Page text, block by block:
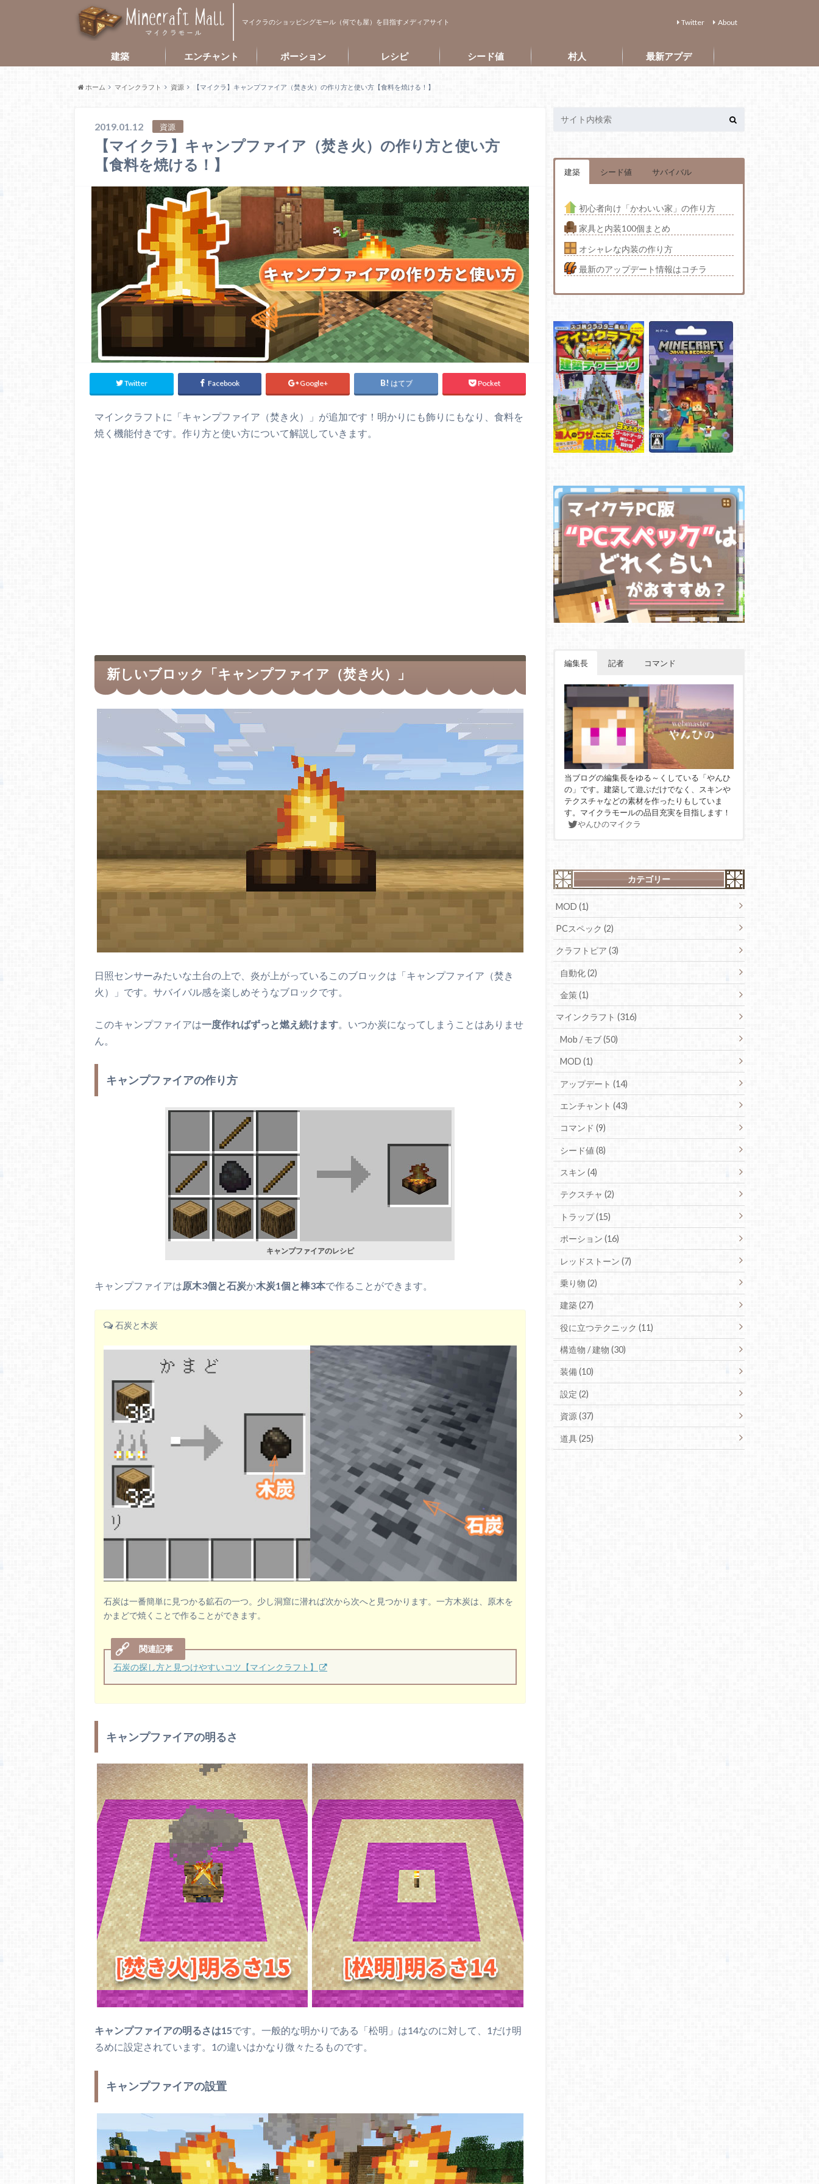
マイクラのショッピングモール（何でも屋）を目指すメディアサイト Twitter About
建築 エンチャント ポーション レシピ シード値 村人 最新アプデ
ホーム マインクラフト 資源 【マイクラ】キャンプファイア（焚き火）の作り方と使い方【食料を焼ける！】
2019.01.12 資源
【マイクラ】キャンプファイア（焚き火）の作り方と使い方
【食料を焼ける！】
Twitter Facebook Google+ はてブ Pocket
マインクラフトに「キャンプファイア（焚き火）」が追加です！明かりにも飾りにもなり、食料を
焼く機能付きです。作り方と使い方について解説していきます。
新しいブロック「キャンプファイア（焚き火）」
日照センサーみたいな土台の上で、炎が上がっているこのブロックは「キャンプファイア（焚き
火）」です。サバイバル感を楽しめそうなブロックです。
このキャンプファイアは一度作ればずっと燃え続けます 。いつか炭になってしまうことはありませ
ん。
キャンプファイアの作り方
キャンプファイアのレシピ
キャンプファイアは原木3個と石炭か木炭1個と棒3本で作ることができます。
石炭と木炭
石炭は一番簡単に見つかる鉱石の一つ。少し洞窟に潜れば次から次へと見つかります。一方木炭は、原木を
かまどで焼くことで作ることができます。
石炭の探し方と見つけやすいコツ【マインクラフト】
キャンプファイアの明るさ
キャンプファイアの明るさは15です。一般的な明かりである「松明」は14なのに対して、1だけ明
るめに設定されています。1の違いはかなり微々たるものです。
キャンプファイアの設置
建築 シード値 サバイバル
初心者向け「かわいい家」の作り方
家具と内装100個まとめ
オシャレな内装の作り方
最新のアップデート情報はコチラ
編集長 記者 コマンド
当ブログの編集長をゆる～くしている「やんひ
の」です。建築して遊ぶだけでなく、スキンや
テクスチャなどの素材を作ったりもしていま
す。マイクラモールの品目充実を目指します！
やんひのマイクラ
カテゴリー
MOD (1)
PCスペック (2)
クラフトピア (3)
自動化 (2)
金策 (1)
マインクラフト (316)
Mob / モブ (50)
MOD (1)
アップデート (14)
エンチャント (43)
コマンド (9)
シード値 (8)
スキン (4)
テクスチャ (2)
トラップ (15)
ポーション (16)
レッドストーン (7)
乗り物 (2)
建築 (27)
役に立つテクニック (11)
構造物 / 建物 (30)
装備 (10)
設定 (2)
資源 (37)
道具 (25)